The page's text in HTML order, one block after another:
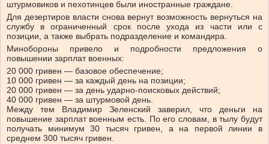
штурмовиков и пехотинцев были иностранные граждане.
Для дезертиров власти снова вернут возможность вернуться на
службу в ограниченный срок после ухода из части или с
позиции, а также выбрать подразделение и командира.
Минобороны привело и подробности предложения о
повышении зарплат военных:
20 000 гривен — базовое обеспечение;
10 000 гривен — за каждый день на позиции;
20 000 гривен — за день ударно-поисковых действий;
40 000 гривен — за штурмовой день.
Между тем Владимир Зеленский заверил, что деньги на
повышение зарплат военным есть. По его словам, в тылу будут
получать минимум 30 тысяч гривен, а на первой линии в
среднем 300 тысяч гривен.